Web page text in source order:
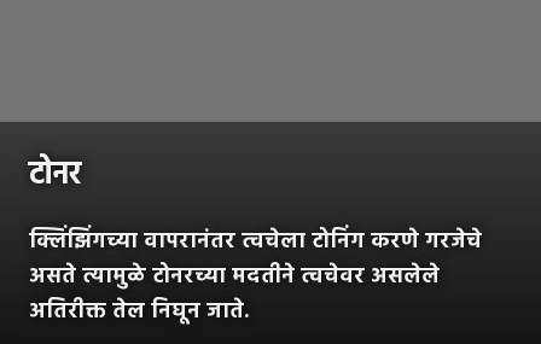
टोनर
क्लिंझिंगच्या वापरानंतर त्वचेला टोनिंग करणे गरजेचे
असते त्यामुळे टोनरच्या मदतीने त्वचेवर असलेले
अतिरीक्त तेल निघून जाते.